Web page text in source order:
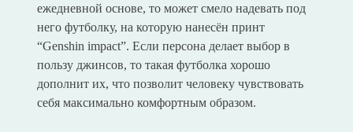
ежедневной основе, то может смело надевать под
него футболку, на которую нанесён принт
“Genshin impact”. Если персона делает выбор в
пользу джинсов, то такая футболка хорошо
дополнит их, что позволит человеку чувствовать
себя максимально комфортным образом.